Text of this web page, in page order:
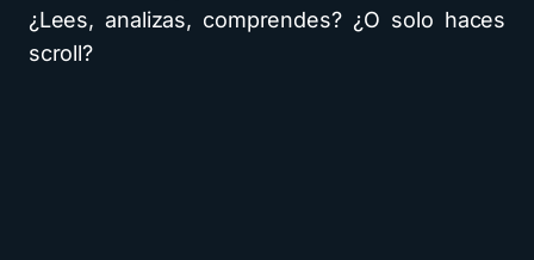
¿Lees, analizas, comprendes? ¿O solo haces
scroll?